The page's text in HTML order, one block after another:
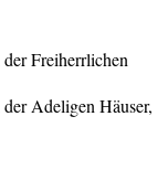
der Freiherrlichen
Adeligen Häuser,